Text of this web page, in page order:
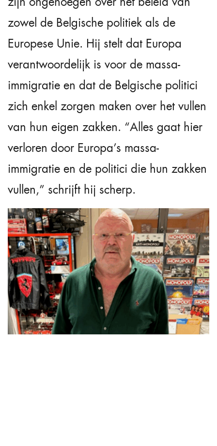
zowel de Belgische politiek als de
Europese Unie. Hij stelt dat Europa
verantwoordelijk is voor de massa-
immigratie en dat de Belgische politici
zich enkel zorgen maken over het vullen
van hun eigen zakken. “Alles gaat hier
verloren door Europa’s massa-
immigratie en de politici die hun zakken
vullen,” schrijft hij scherp.